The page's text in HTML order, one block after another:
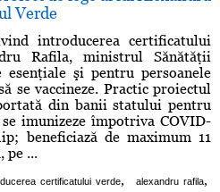
Verde
introducerea certificatului
Rafila, ministrul Sănătăţii
şi pentru persoanele
se vaccineze. Practic proiectul
din banii statului pentru
imunizeze împotriva COVID-
beneficiază de maximum 11
pe ...
certificatului verde, alexandru rafila,